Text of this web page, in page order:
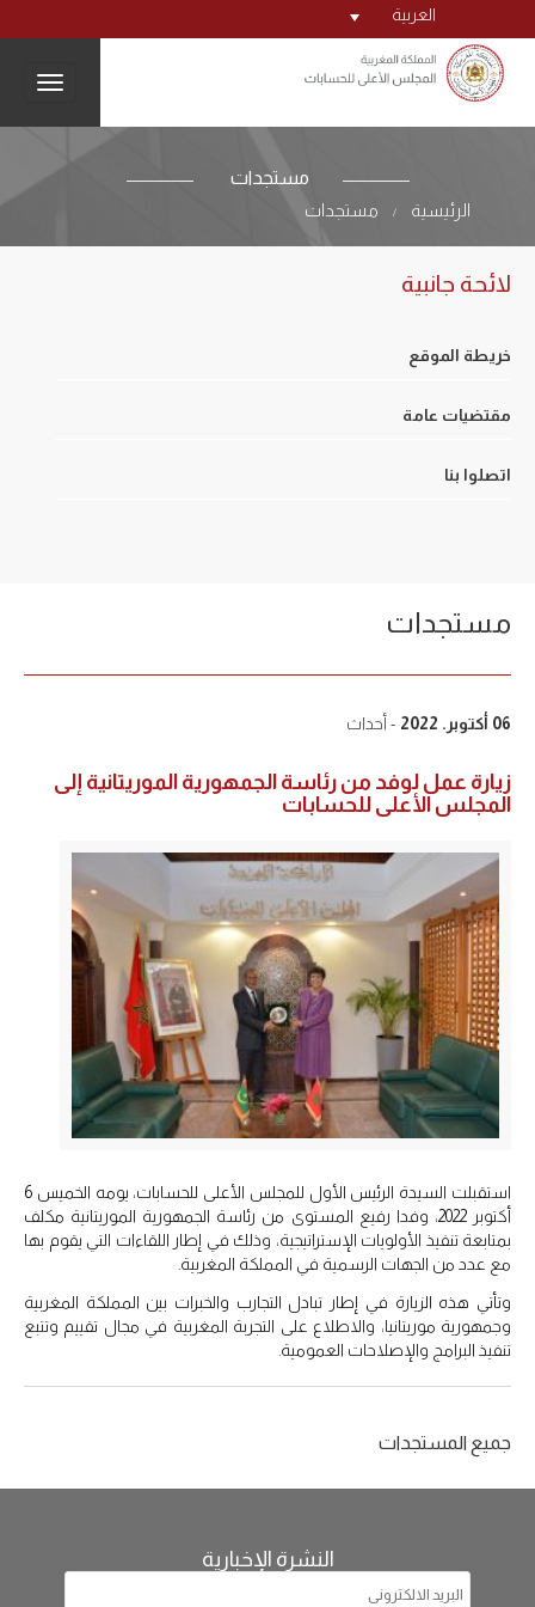
العربية
مستجدات
الرئيسية
/ مستجدات
لائحة جانبية
خريطة الموقع
مقتضيات عامة
اتصلوا بنا
مستجدات
06 أكتوبر. 2022 - أحداث
زيارة عمل لوفد من رئاسة الجمهورية الموريتانية إلى
المجلس الأعلى للحسابات
استقبلت السيدة الرئيس الأول للمجلس الأعلى للحسابات، يومه الخميس 6
أكتوبر 2022، وفدا رفيع المستوى من رئاسة الجمهورية الموريتانية مكلف
بمتابعة تنفيذ الأولويات الإستراتيجية، وذلك في إطار اللقاءات التي يقوم بها
مع عدد من الجهات الرسمية في المملكة المغربية.
وتأتي هذه الزيارة في إطار تبادل التجارب والخبرات بين المملكة المغربية
وجمهورية موريتانيا، والاطلاع على التجربة المغربية في مجال تقييم وتتبع
تنفيذ البرامج والإصلاحات العمومية.
جميع المستجدات
النشرة الإخبارية